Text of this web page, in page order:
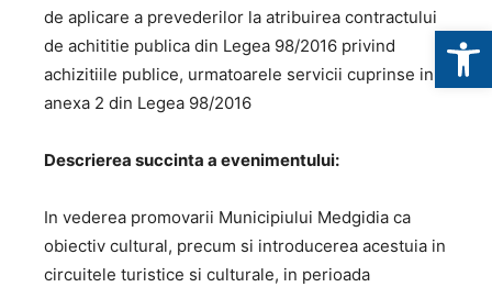
de aplicare a prevederilor la atribuirea contractului
de achititie publica din Legea 98/2016 privind
achizitiile publice, urmatoarele servicii cuprinse in
anexa 2 din Legea 98/2016
Descrierea succinta a evenimentului:
In vederea promovarii Municipiului Medgidia ca
obiectiv cultural, precum si introducerea acestuia in
circuitele turistice si culturale, in perioada